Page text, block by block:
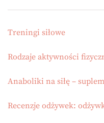
Treningi siłowe
Rodzaje aktywności
Anaboliki na siłę –
Recenzje odżywek: